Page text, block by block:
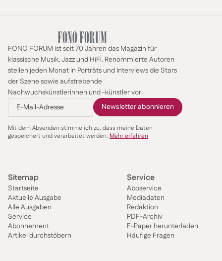
FONO FORUM ist seit 70 Jahren das Magazin für
klassische Musik, Jazz und HiFi. Renommierte Autoren
stellen jeden Monat in Porträts und Interviews die Stars
der Szene sowie aufstrebende
Nachwuchskünstlerinnen und -künstler vor.
Mit dem Absenden stimme ich zu, dass meine Daten
gespeichert und verarbeitet werden. Mehr erfahren
Sitemap
Startseite
Aktuelle Ausgabe
Alle Ausgaben
Service
Abonnement
Artikel durchstöbern
Service
Aboservice
Mediadaten
Redaktion
PDF-Archiv
E-Paper herunterladen
Häufige Fragen